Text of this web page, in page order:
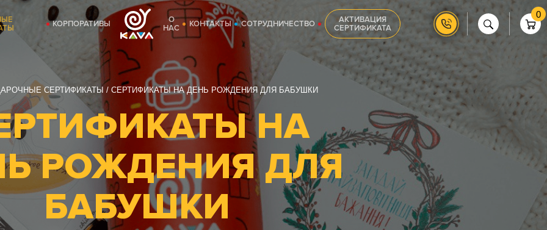
КОРПОРАТИВЫ
О
НАС
КОНТАКТЫ СОТРУДНИЧЕСТВО
АКТИВАЦИЯ
СЕРТИФИКАТА
0
СЕРТИФИКАТЫ СЕРТИФИКАТЫ НА ДЕНЬ РОЖДЕНИЯ ДЛЯ БАБУШКИ
НА
РОЖДЕНИЯ ДЛЯ
БАБУШКИ